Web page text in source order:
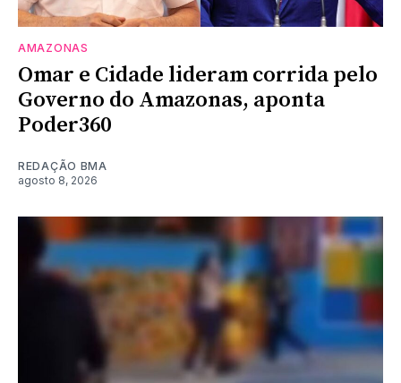
AMAZONAS
Omar e Cidade lideram corrida pelo
Governo do Amazonas, aponta
Poder360
REDAÇÃO BMA
agosto 8, 2026